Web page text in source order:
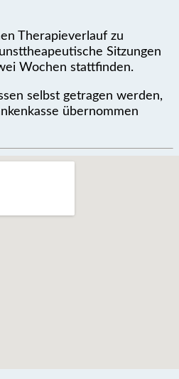
Therapieverlauf zu
Sitzungen
Wochen stattfinden.
selbst getragen werden,
übernommen